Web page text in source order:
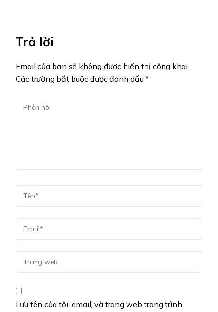
Trả lời
Email của bạn sẽ không được hiển thị công khai.
Các trường bắt buộc được đánh dấu *
Lưu tên của tôi, email, và trang web trong trình